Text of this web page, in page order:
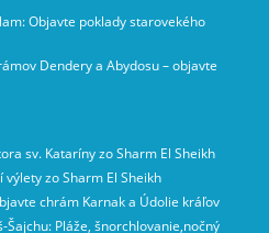
Objavte poklady starovekého
Dendery a Abydosu – objavte
sv. Kataríny zo Sharm El Sheikh
zo Sharm El Sheikh
chrám Karnak a Údolie kráľov
Pláže, šnorchlovanie,nočný